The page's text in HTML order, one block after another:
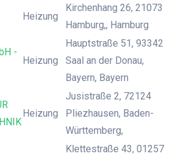
Heizung
Kirchenhang 26, 21073
Hamburg,, Hamburg
-
Heizung
Hauptstraße 51, 93342
Saal an der Donau,
Bayern, Bayern
Heizung
Jusistraße 2, 72124
Pliezhausen, Baden-
Württemberg,
Klettestraße 43, 01257